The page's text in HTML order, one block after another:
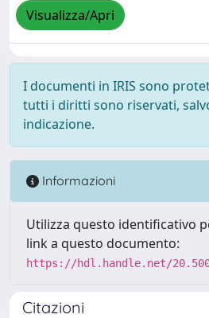
Visualizza/Apri
I documenti in IRIS sono
tutti i diritti sono riservati,
indicazione.
Informazioni
Utilizza questo identificativo
link a questo documento:
https://hdl.handle.net/
Citazioni